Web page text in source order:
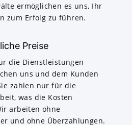
ermöglichen es uns, Ihr
zum Erfolg zu führen.
Preise
die Dienstleistungen
uns und dem Kunden
zahlen nur für die
was die Kosten
arbeiten ohne
und ohne Überzahlungen.